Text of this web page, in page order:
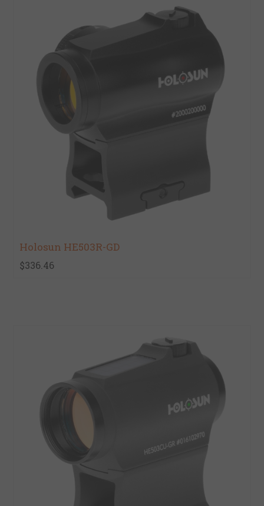
Holosun HE503R-GD
$336.46